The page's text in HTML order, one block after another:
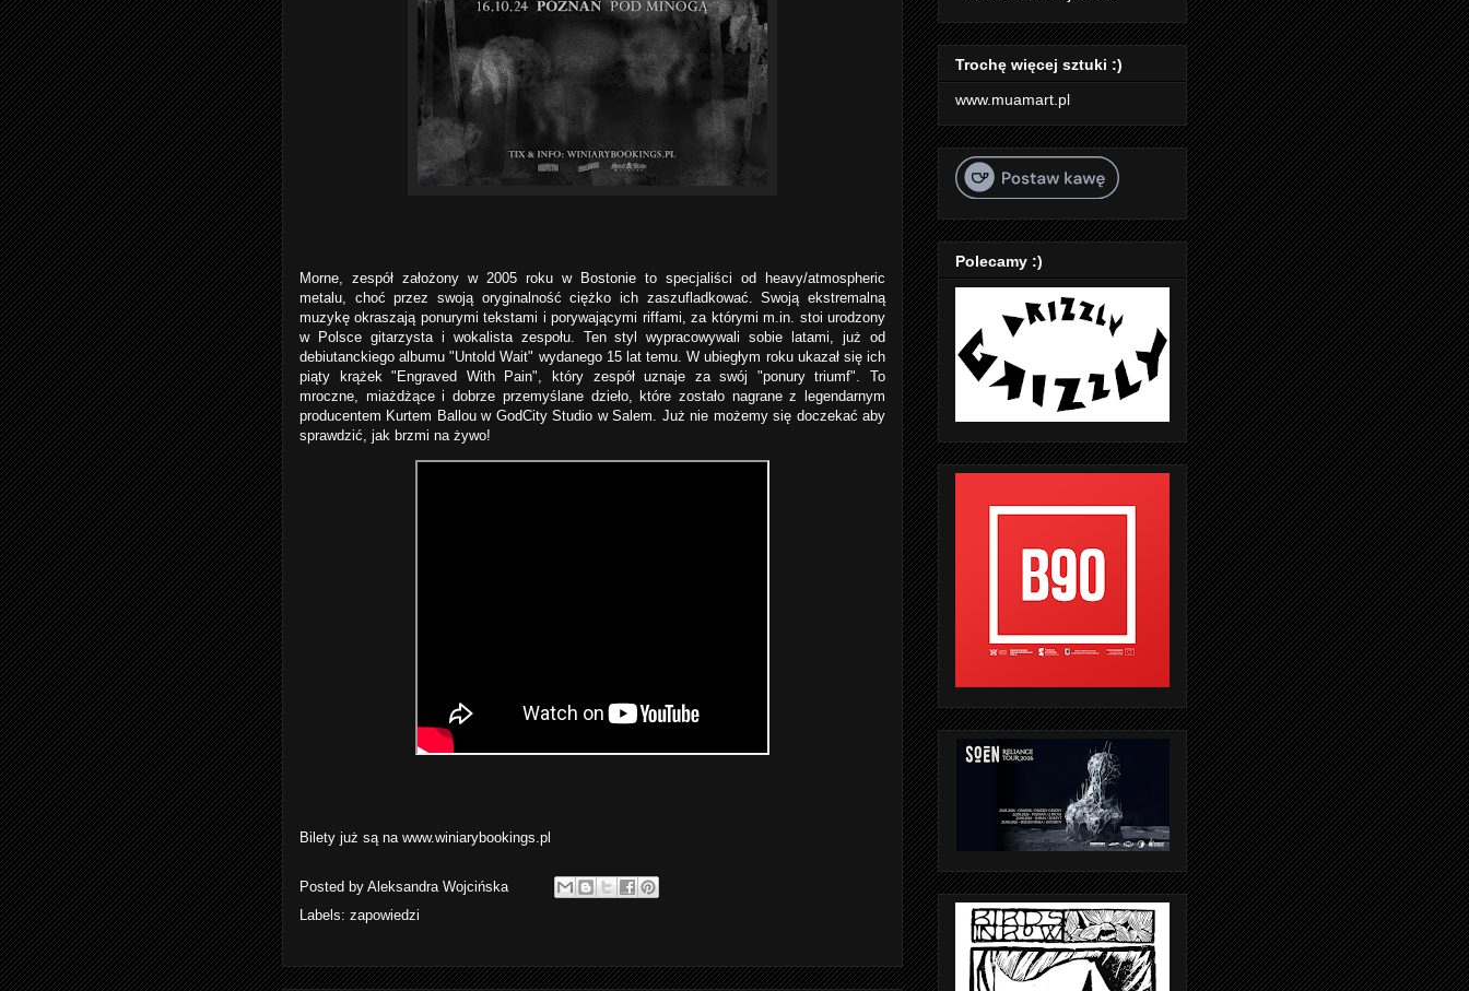
Morne, zespół założony w 2005 roku w Bostonie to specjaliści od heavy/atmospheric
metalu, choć przez swoją oryginalność ciężko ich zaszufladkować. Swoją ekstremalną
muzykę okraszają ponurymi tekstami i porywającymi riffami, za którymi m.in. stoi urodzony
w Polsce gitarzysta i wokalista zespołu. Ten styl wypracowywali sobie latami, już od
debiutanckiego albumu "Untold Wait" wydanego 15 lat temu. W ubiegłym roku ukazał się ich
piąty krążek "Engraved With Pain", który zespół uznaje za swój "ponury triumf". To
mroczne, miażdżące i dobrze przemyślane dzieło, które zostało nagrane z legendarnym
producentem Kurtem Ballou w GodCity Studio w Salem. Już nie możemy się doczekać aby
sprawdzić, jak brzmi na żywo!
Bilety już są na www.winiarybookings.pl
Posted by Aleksandra Wojcińska
Labels: zapowiedzi
Trochę więcej sztuki :)
www.muamart.pl
Polecamy :)